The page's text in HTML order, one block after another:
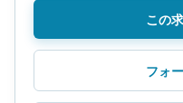
この
フォ